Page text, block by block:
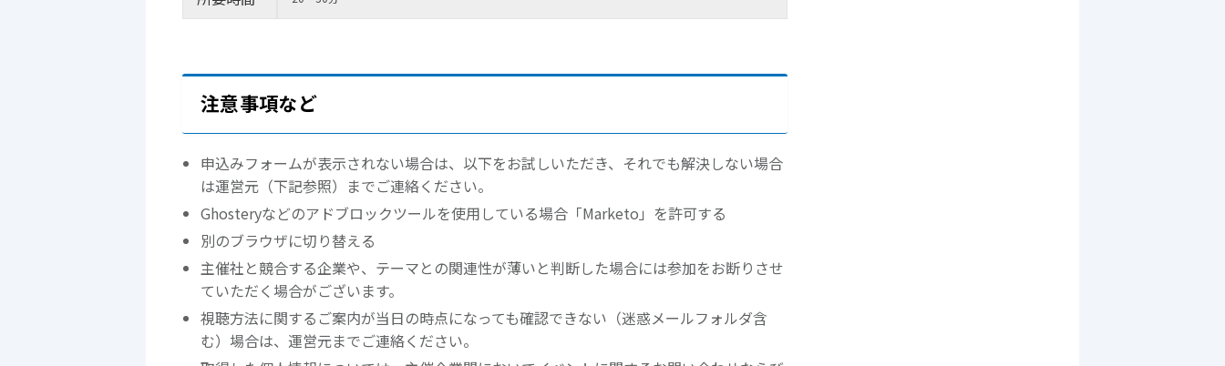
注意事項など
申込みフォームが表示されない場合は、以下をお試しいただき、それでも解決しない場合
は運営元（下記参照）までご連絡ください。
Ghosteryなどのアドブロックツールを使用している場合「Marketo」を許可する
別のブラウザに切り替える
主催社と競合する企業や、テーマとの関連性が薄いと判断した場合には参加をお断りさせ
ていただく場合がございます。
視聴方法に関するご案内が当日の時点になっても確認できない（迷惑メールフォルダ含
む）場合は、運営元までご連絡ください。